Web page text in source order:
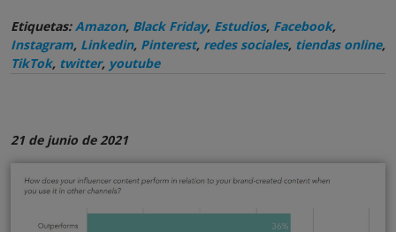
Etiquetas: Amazon, Black Friday, Estudios, Facebook,
Instagram, Linkedin, Pinterest, redes sociales, tiendas online,
TikTok, twitter, youtube
21 de junio de 2021